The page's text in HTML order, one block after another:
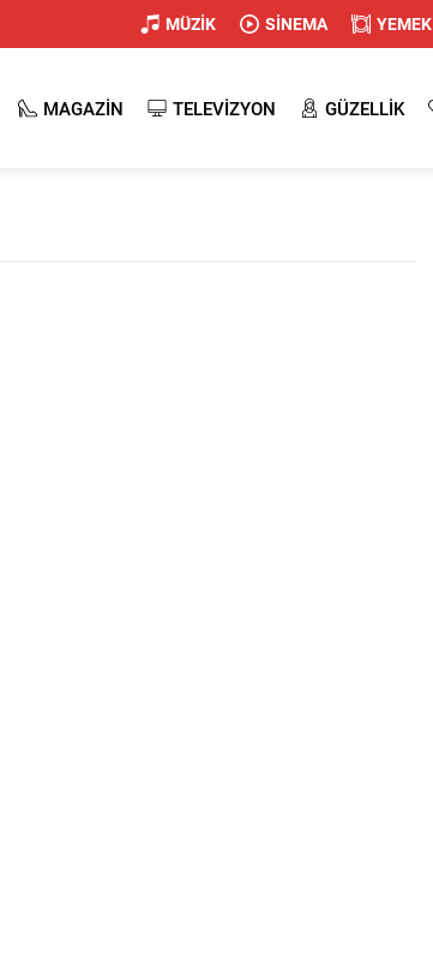
MÜZİK SİNEMA YEMEK
MAGAZİN TELEVİZYON GÜZELLİK